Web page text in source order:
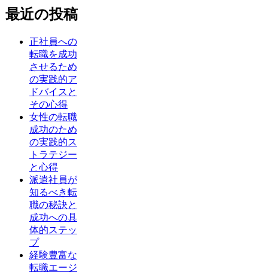
最近の投稿
正社員への
転職を成功
させるため
の実践的ア
ドバイスと
その心得
女性の転職
成功のため
の実践的ス
トラテジー
と心得
派遣社員が
知るべき転
職の秘訣と
成功への具
体的ステッ
プ
経験豊富な
転職エージ